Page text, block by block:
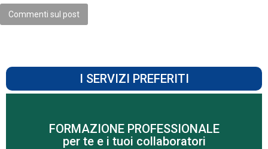
Commenti sul post
I SERVIZI PREFERITI
FORMAZIONE PROFESSIONALE
per te e i tuoi collaboratori
Scopri di più